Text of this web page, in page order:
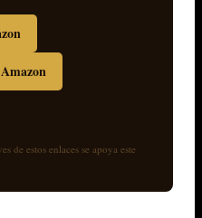
de estos enlaces se apoya este